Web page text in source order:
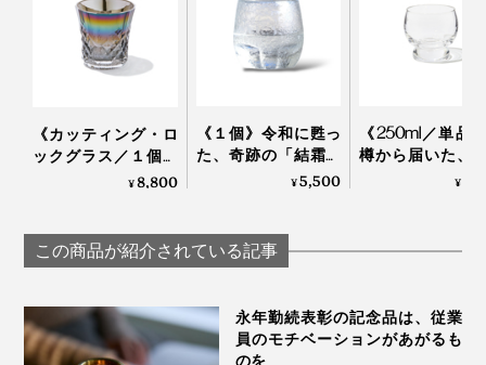
空
をイメージしました。
のもうれしいポイント。
チタンはアレルギーフリーのやさしい素材だから、赤ち
けます。
「光抗菌作用」もあるので、太陽・蛍光灯の当たる場所
《カッティング・ロ
ックグラス／１個》
オーロラの光彩で眼
す、「純チタン」コ
ーティンググラス｜
ス
¥8,800
《１個》令和に甦っ
た、奇跡の「結霜グ
ラス」｜結霜月華
¥5,500
《250ml／単品
樽から届いた、
らず、深く味わ
¥
この商品が紹介されている記事
永年勤続表彰の記念品は、従業
員のモチベーションがあがるも
のを